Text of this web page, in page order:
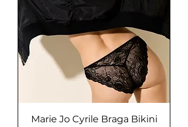
Marie Jo Cyrile Braga Bikini